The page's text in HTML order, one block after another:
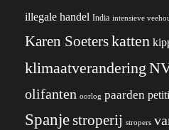
illegale handel India intensieve
Karen Soeterskatten
klimaatverandering
olifanten oorlog paarden
Spanjestroperij stropers